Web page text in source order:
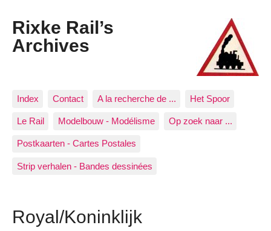
Rixke Rail’s
Archives
Index Contact A la recherche de ... Het Spoor
Le Rail Modelbouw - Modélisme Op zoek naar ...
Postkaarten - Cartes Postales
Strip verhalen - Bandes dessinées
Royal/Koninklijk